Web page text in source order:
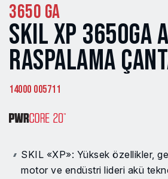
3650 GA
SKIL XP 3650GA
RASPALAMA
14000 005711
SKIL «XP»: Yüksek özellikler,
motor ve endüstri lideri akü